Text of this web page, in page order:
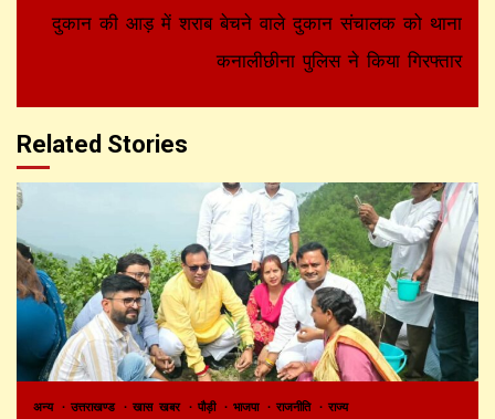
दुकान की आड़ में शराब बेचने वाले दुकान संचालक को थाना
कनालीछीना पुलिस ने किया गिरफ्तार
Related Stories
अन्य उत्तराखण्ड खास खबर पौड़ी भाजपा राजनीति राज्य